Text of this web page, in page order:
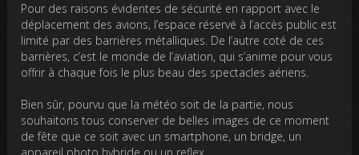
Pour des raisons évidentes de sécurité en rapport avec le
déplacement des avions, l’espace réservé à l’accès public est
limité par des barrières métalliques. De l’autre coté de ces
barrières, c’est le monde de l’aviation, qui s’anime pour vous
offrir à chaque fois le plus beau des spectacles aériens.
Bien sûr, pourvu que la météo soit de la partie, nous
souhaitons tous conserver de belles images de ce moment
de fête que ce soit avec un smartphone, un bridge, un